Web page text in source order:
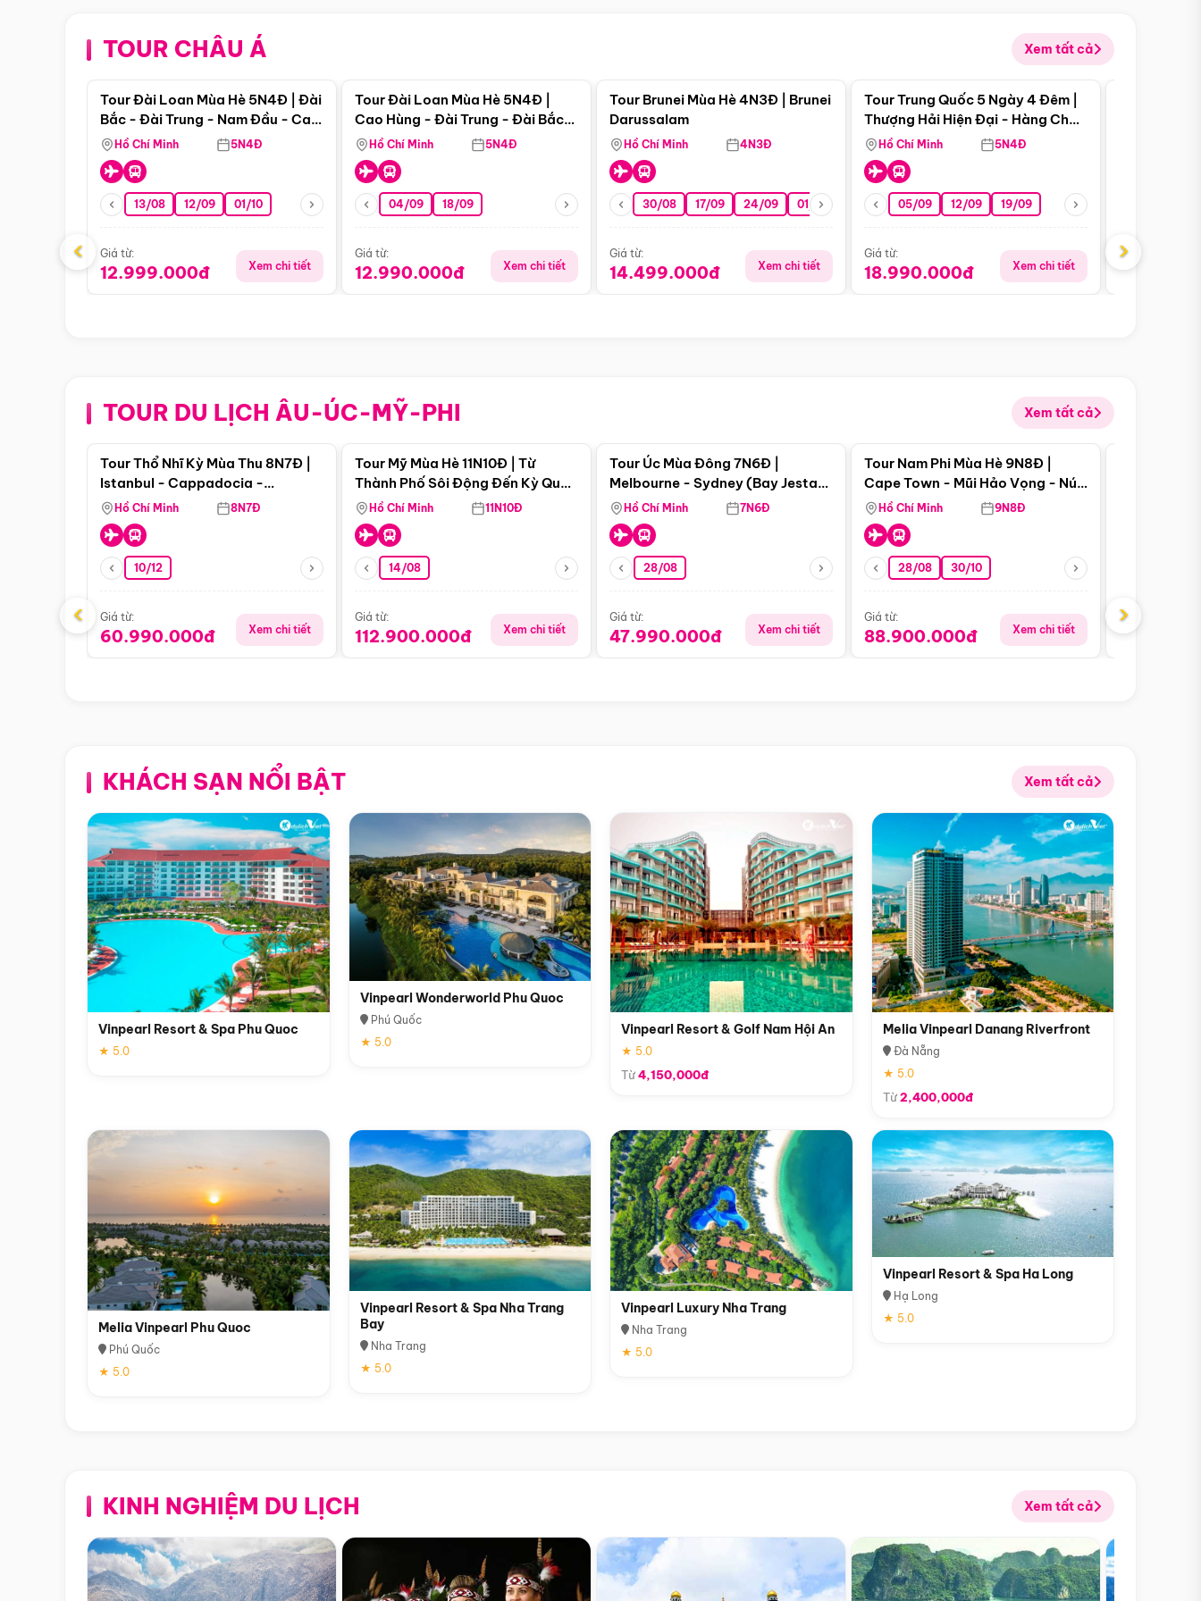
TOUR CHÂU Á Xem tất cả
Điểm nổi bật
Tour Đài Loan Mùa Hè 5N4Đ | Đài
Bắc - Đài Trung - Nam Đầu - Cao
Hùng ( Bay Vn)
Hồ Chí Minh 5N4Đ
13/08 12/09 01/10
Giá từ:
12.999.000đ Xem chi tiết
Tour Đài Loan Mùa Hè 5N4Đ |
Cao Hùng - Đài Trung - Đài Bắc
(Bay Vj)
Hồ Chí Minh 5N4Đ
04/09 18/09
Giá từ:
12.990.000đ Xem chi tiết
Tour Brunei Mùa Hè 4N3Đ | Brunei
Darussalam
Hồ Chí Minh 4N3Đ
30/08 17/09 24/09 01/10 15/10 29/10
Giá từ:
14.499.000đ Xem chi tiết
Điểm nổi bật
Tour Trung Quốc 5 Ngày 4 Đêm |
Thượng Hải Hiện Đại - Hàng Châu
Nên Thơ - Ô Trấn Cổ Kính
Hồ Chí Minh 5N4Đ
05/09 12/09 19/09
Giá từ:
18.990.000đ Xem chi tiết
Giá từ:
‹ ›
TOUR DU LỊCH ÂU-ÚC-MỸ-PHI Xem tất cả
Điểm nổi bật
Tour Thổ Nhĩ Kỳ Mùa Thu 8N7Đ |
Istanbul - Cappadocia -
Pamukkale
Hồ Chí Minh 8N7Đ
10/12
Giá từ:
60.990.000đ Xem chi tiết
Tour Mỹ Mùa Hè 11N10Đ | Từ
Thành Phố Sôi Động Đến Kỳ Quan
Thiên Nhiên Mỹ
Hồ Chí Minh 11N10Đ
14/08
Giá từ:
112.900.000đ Xem chi tiết
Tour Úc Mùa Đông 7N6Đ |
Melbourne - Sydney (Bay Jestar
Airways)
Hồ Chí Minh 7N6Đ
28/08
Giá từ:
47.990.000đ Xem chi tiết
Điểm nổi bật
Tour Nam Phi Mùa Hè 9N8Đ |
Cape Town - Mũi Hảo Vọng - Núi
Bàn - Johannesburg - Pretoria -
Safari - Lodge
Hồ Chí Minh 9N8Đ
28/08 30/10
Giá từ:
88.900.000đ Xem chi tiết
Giá từ:
‹ ›
KHÁCH SẠN NỔI BẬT Xem tất cả
Vinpearl Resort & Spa Phu Quoc
★ 5.0
Vinpearl Wonderworld Phu Quoc
Phú Quốc
★ 5.0
Vinpearl Resort & Golf Nam Hội An
★ 5.0
Từ4,150,000đ
Melia Vinpearl Danang Riverfront
Đà Nẵng
★ 5.0
Từ2,400,000đ
Melia Vinpearl Phu Quoc
Phú Quốc
★ 5.0
Vinpearl Resort & Spa Nha Trang
Bay
Nha Trang
★ 5.0
Vinpearl Luxury Nha Trang
Nha Trang
★ 5.0
Vinpearl Resort & Spa Ha Long
Hạ Long
★ 5.0
KINH NGHIỆM DU LỊCH Xem tất cả